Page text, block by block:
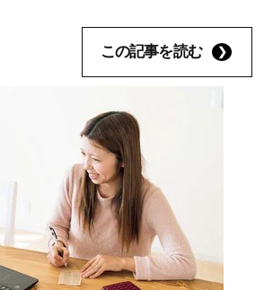
この記事を読む